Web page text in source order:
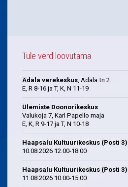
Tule verd loovutama
Ädala verekeskus, Ädala tn 2
E, R 8-16 ja T, K, N 11-19
Ülemiste Doonorikeskus
Valukoja 7, Karl Papello maja
E, K, R 9-17 ja T, N 10-18
Haapsalu Kultuurikeskus (Posti
10.08.2026 12.00-18.00
Haapsalu Kultuurikeskus (Posti
11.08.2026 10.00-15.00